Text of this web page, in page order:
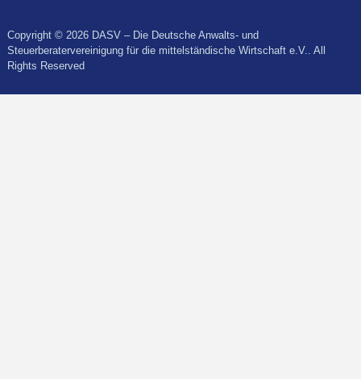
Copyright © 2026 DASV – Die Deutsche Anwalts- und
Steuerberatervereinigung für die mittelständische Wirtschaft e.V.. All
Rights Reserved